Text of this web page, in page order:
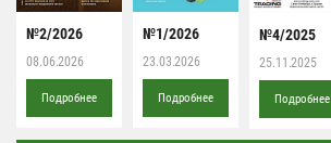
№2/2026
08.06.2026
Подробнее
№1/2026
23.03.2026
Подробнее
№4/2025
25.11.2025
Подробнее